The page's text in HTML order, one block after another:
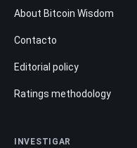
About Bitcoin Wisdom
Contacto
Editorial policy
Ratings methodology
INVESTIGAR